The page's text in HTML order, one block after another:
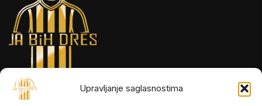
Upravljanje saglasnostima
INFORMACIJE